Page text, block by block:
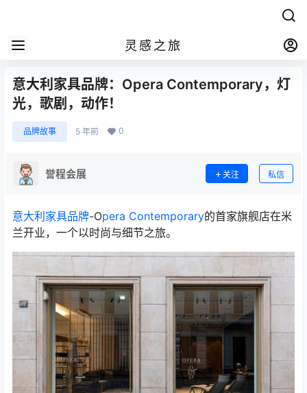
灵感之旅
意大利家具品牌：Opera Contemporary，灯
光，歌剧，动作！
品牌故事 5 年前 0
誉程会展 关注 私信
意大利家具品牌-Opera Contemporary的首家旗舰店在米
兰开业，一个以时尚与细节之旅。